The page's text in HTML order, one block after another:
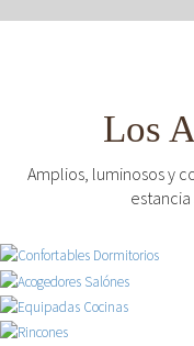
Los
Amplios, luminosos y